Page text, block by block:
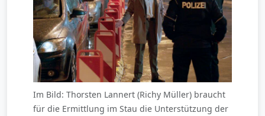
Im Bild: Thorsten Lannert (Richy Müller) braucht
für die Ermittlung im Stau die Unterstützung der